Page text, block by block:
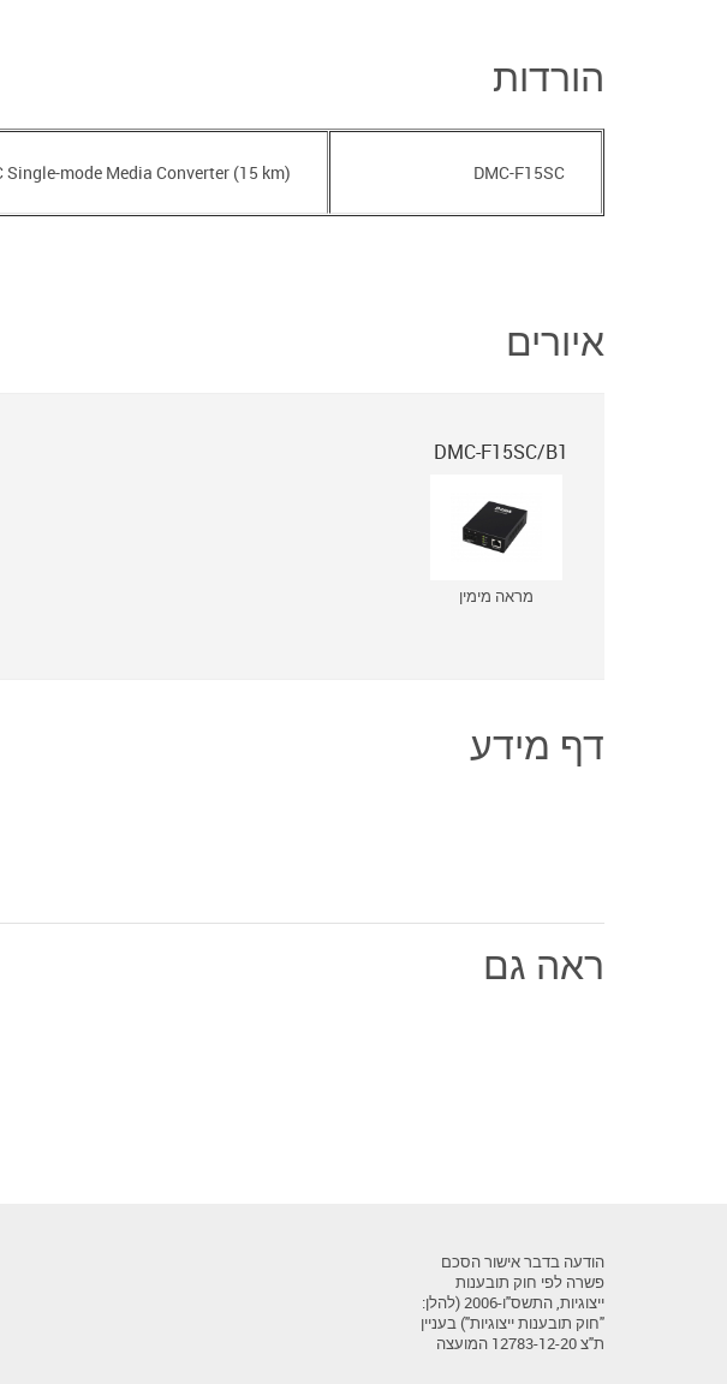
הורדות
DMC-F15SC
mode Media Converter (15 km)
איורים
DMC-F15SC/B1
מראה מימין
דף מידע
ראה גם
הודעה בדבר אישור הסכם
פשרה לפי חוק תובענות
ייצוגיות, התשס"ו-2006 (להלן:
"חוק תובענות ייצוגיות") בעניין
ת"צ 12783-12-20 המועצה